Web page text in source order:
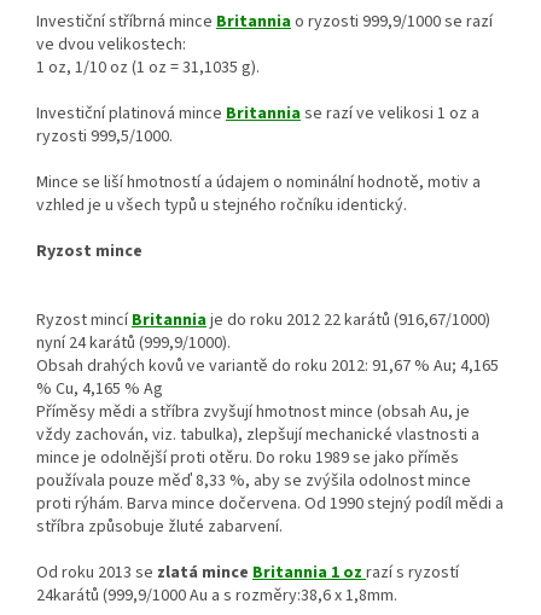
Investiční stříbrná mince Britanniao ryzosti 999,9/1000 se razí
ve dvou velikostech:
1 oz, 1/10 oz (1 oz = 31,1035 g).
Investiční platinová mince Britanniase razí ve velikosi 1 oz a
ryzosti 999,5/1000.
Mince se liší hmotností a údajem o nominální hodnotě, motiv a
vzhled je u všech typů u stejného ročníku identický.
Ryzost mince
Ryzost mincíBritanniaje do roku 2012 22 karátů (916,67/1000)
nyní 24 karátů (999,9/1000).
Obsah drahých kovů ve variantě do roku 2012: 91,67 % Au; 4,165
% Cu, 4,165 % Ag
Příměsy mědi a stříbra zvyšují hmotnost mince (obsah Au, je
vždy zachován, viz. tabulka), zlepšují mechanické vlastnosti a
mince je odolnější proti otěru. Do roku 1989 se jako příměs
používala pouze měď 8,33 %, aby se zvýšila odolnost mince
proti rýhám. Barva mince dočervena. Od 1990 stejný podíl mědi a
stříbra způsobuje žluté zabarvení.
Od roku 2013 se zlatá mince Britannia 1 ozrazí s ryzostí
24karátů (999,9/1000 Au a s rozměry:38,6 x 1,8mm.